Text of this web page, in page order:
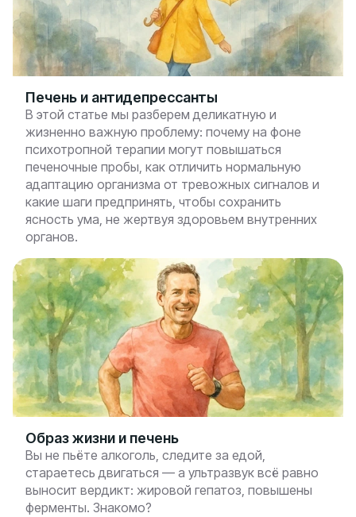
Печень и антидепрессанты
В этой статье мы разберем деликатную и
жизненно важную проблему: почему на фоне
психотропной терапии могут повышаться
печеночные пробы, как отличить нормальную
адаптацию организма от тревожных сигналов и
какие шаги предпринять, чтобы сохранить
ясность ума, не жертвуя здоровьем внутренних
органов.
Образ жизни и печень
Вы не пьёте алкоголь, следите за едой,
стараетесь двигаться — а ультразвук всё равно
выносит вердикт: жировой гепатоз, повышены
ферменты. Знакомо?